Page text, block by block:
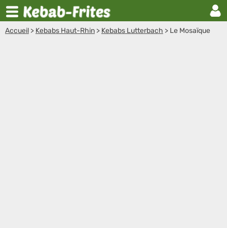
Accueil > Kebabs Haut-Rhin > Kebabs Lutterbach > Le Mosaïque